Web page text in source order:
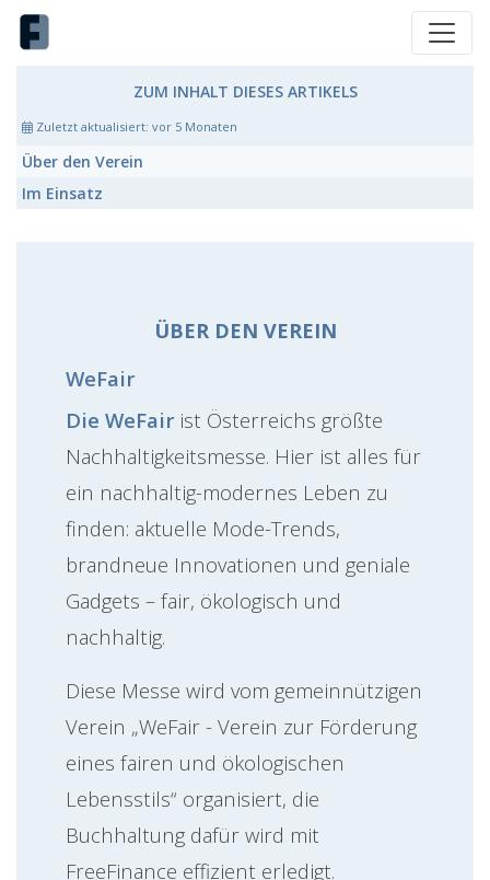
ZUM INHALT DIESES ARTIKELS
Zuletzt aktualisiert: vor 5 Monaten
Über den Verein
Im Einsatz
ÜBER DEN VEREIN
WeFair
Die WeFair ist Österreichs größte
Nachhaltigkeitsmesse. Hier ist alles für
ein nachhaltig-modernes Leben zu
finden: aktuelle Mode-Trends,
brandneue Innovationen und geniale
Gadgets – fair, ökologisch und
nachhaltig.
Diese Messe wird vom gemeinnützigen
Verein „WeFair - Verein zur Förderung
eines fairen und ökologischen
Lebensstils“ organisiert, die
Buchhaltung dafür wird mit
FreeFinance effizient erledigt.